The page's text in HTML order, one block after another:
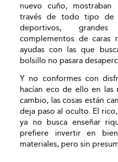
nuevo cuño,
través de todo tipo de
deportivos,
complementos de caras
ayudas con las que
bolsillo no pasara
Y no conformes con
hacían eco de ello en las
cambio, las cosas están
deja paso al oculto. El
ya no busca enseñar
prefiere invertir en
materiales, pero sin